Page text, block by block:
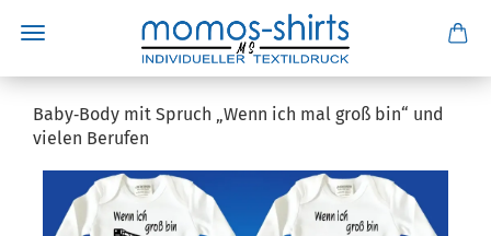
Baby‑Body mit Spruch „Wenn ich mal groß bin“ und
vielen Berufen